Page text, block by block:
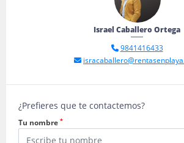
Israel Caballero Ortega
9841416433
¿Prefieres que te contactemos?
Tu nombre *